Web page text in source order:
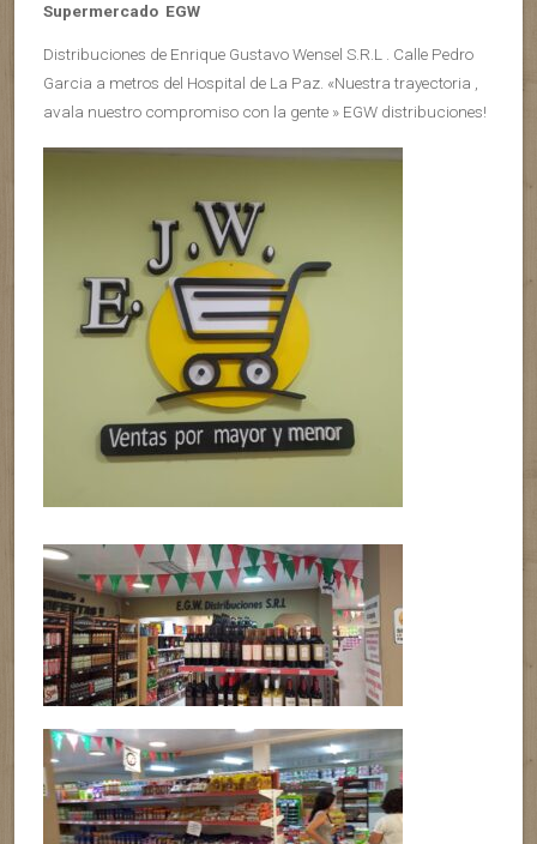
Supermercado EGW
Distribuciones de Enrique Gustavo Wensel S.R.L . Calle Pedro
Garcia a metros del Hospital de La Paz. «Nuestra trayectoria ,
avala nuestro compromiso con la gente » EGW distribuciones!